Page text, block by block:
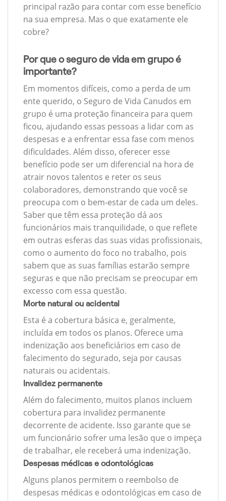
principal razão para contar com esse benefício
na sua empresa. Mas o que exatamente ele
cobre?
Por que o seguro de vida em grupo é
importante?
Em momentos difíceis, como a perda de um
ente querido, o Seguro de Vida Canudos em
grupo é uma proteção financeira para quem
ficou, ajudando essas pessoas a lidar com as
despesas e a enfrentar essa fase com menos
dificuldades. Além disso, oferecer esse
benefício pode ser um diferencial na hora de
atrair novos talentos e reter os seus
colaboradores, demonstrando que você se
preocupa com o bem-estar de cada um deles.
Saber que têm essa proteção dá aos
funcionários mais tranquilidade, o que reflete
em outras esferas das suas vidas profissionais,
como o aumento do foco no trabalho, pois
sabem que as suas famílias estarão sempre
seguras e que não precisam se preocupar em
excesso com essa questão.
Morte natural ou acidental
Esta é a cobertura básica e, geralmente,
incluída em todos os planos. Oferece uma
indenização aos beneficiários em caso de
falecimento do segurado, seja por causas
naturais ou acidentais.
Invalidez permanente
Além do falecimento, muitos planos incluem
cobertura para invalidez permanente
decorrente de acidente. Isso garante que se
um funcionário sofrer uma lesão que o impeça
de trabalhar, ele receberá uma indenização.
Despesas médicas e odontológicas
Alguns planos permitem o reembolso de
despesas médicas e odontológicas em caso de